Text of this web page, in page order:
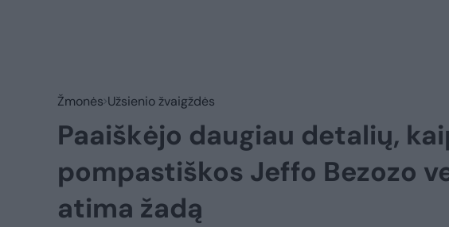
Žmonės Užsienio žvaigždės
Paaiškėjo daugiau detalių,
pompastiškos Jeffo Bezozo
atima žadą